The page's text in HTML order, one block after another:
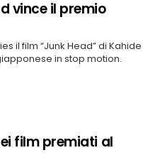
vince il premio
il film “Junk Head” di Kahide
in stop motion.
film premiati al